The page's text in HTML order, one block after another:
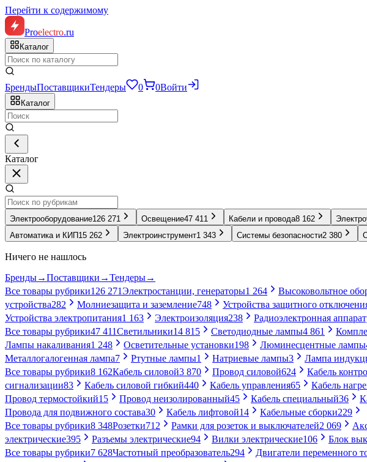
Перейти к содержимому
Proelectro.ru
Каталог
БрендыПоставщикиТендеры 0 0Войти
Каталог
Каталог
Электрооборудование126 271 Освещение47 411 Кабели и провода8 162
Автоматика и КИП 15 262 Электроинструмент1 343 Системы безопасности2 380
Ничего не нашлось
Бренды→Поставщики →Тендеры→
Все товары рубрики126 271Электростанции, генераторы1 264 Высоковольтное
устройства282 Молниезащита и заземление748 Устройства защитного
Устройства электропитания1 163 Электроизоляция238 Радиоэлектронная
Все товары рубрики47 411Светильники14 815 Светодиодные лампы4 861
Лампы накаливания1 248 Осветительные установки198 Люминесцентные лампы
Металлогалогенная лампа7 Ртутные лампы1 Натриевые лампы3 Лампа
Все товары рубрики8 162Кабель силовой3 870 Провод силовой624 Кабель
сигнализации83 Кабель силовой гибкий440 Кабель управления65 Кабель
Провод термостойкий15 Провод неизолированный45 Кабель специальный36
Провода для подвижного состава30 Кабель лифтовой14 Кабельные сборки229
Все товары рубрики8 348Розетки712 Рамки для розеток и выключателей2 069
электрические395 Разъемы электрические94 Вилки электрические106 Блок
Все товары рубрики7 628Частотный преобразователь294 Двигатели переменного